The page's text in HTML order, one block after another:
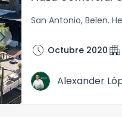
San Antonio, Belen.
schedule Octubre 2020 apartment
Alexander